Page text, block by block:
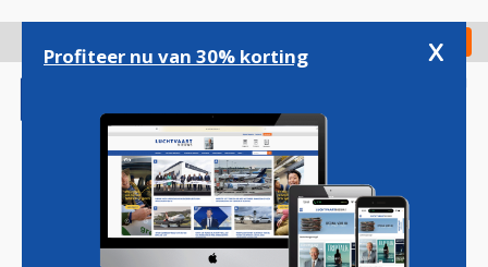
gaan
Check in
Magazine Podcasts Vacatures
Profiteer nu van 30% korting x